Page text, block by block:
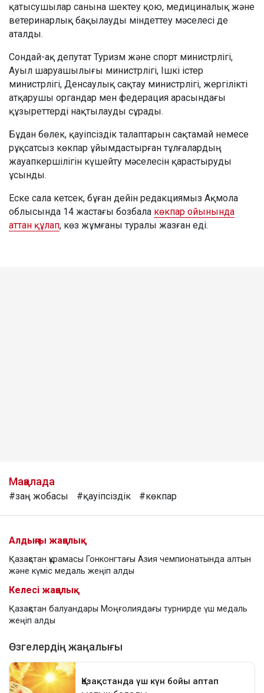
қатысушылар санына шектеу қою, медициналық және
ветеринарлық бақылауды міндеттеу мәселесі де
аталды.
Сондай-ақ депутат Туризм және спорт министрлігі,
Ауыл шаруашылығы министрлігі, Ішкі істер
министрлігі, Денсаулық сақтау министрлігі, жергілікті
атқарушы органдар мен федерация арасындағы
құзыреттерді нақтылауды сұрады.
Бұдан бөлек, қауіпсіздік талаптарын сақтамай немесе
рұқсатсыз көкпар ұйымдастырған тұлғалардың
жауапкершілігін күшейту мәселесін қарастыруды
ұсынды.
Еске сала кетсек, бұған дейін редакциямыз Ақмола
облысында 14 жастағы бозбала көкпар ойынында
аттан құлап, көз жұмғаны туралы жазған еді.
Мақалада
#заң жобасы #қауіпсіздік #көкпар
Алдыңғы жаңалық
Қазақстан құрамасы Гонконгтағы Азия чемпионатында алтын
және күміс медаль жеңіп алды
Келесі жаңалық
Қазақстан балуандары Моңғолиядағы турнирде үш медаль
жеңіп алды